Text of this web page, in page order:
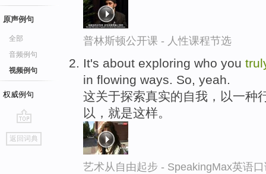
原声例句
全部
音频例句
视频例句
权威例句
go
top
返回词典
普林斯顿公开课 - 人性课程节选
It's about exploring who you
in flowing ways. So, yeah.
这关于探索真实的自我，以一种
以，就是这样。
艺术从自由起步 - SpeakingMax英语